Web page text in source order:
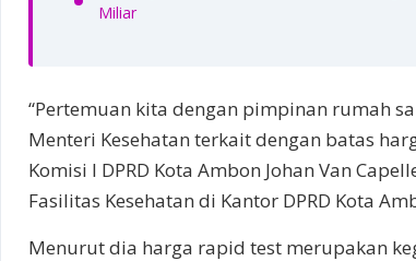
Miliar
“Pertemuan kita dengan pimpinan rumah
Menteri Kesehatan terkait dengan batas
Komisi I DPRD Kota Ambon Johan Van
Fasilitas Kesehatan di Kantor DPRD Kota
Menurut dia harga rapid test merupakan